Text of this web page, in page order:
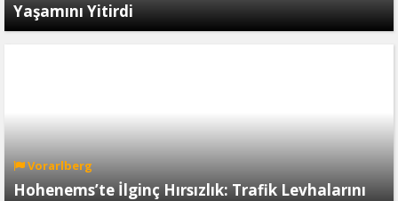
Yaşamını Yitirdi
Vorarlberg
Hohenems’te İlginç Hırsızlık: Trafik Levhalarını